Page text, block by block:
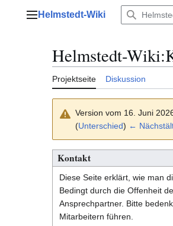
Hauptmenü
Helmstedt-Wiki
Helmstedt-Wiki:
Projektseite Diskussion
Version vom 16. Juni
(Unterschied) ←
Kontakt
Diese Seite erklärt, wie man
Bedingt durch die Offenheit
Ansprechpartner. Bitte
Mitarbeitern führen.